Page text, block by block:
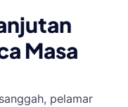
Masa
pelamar